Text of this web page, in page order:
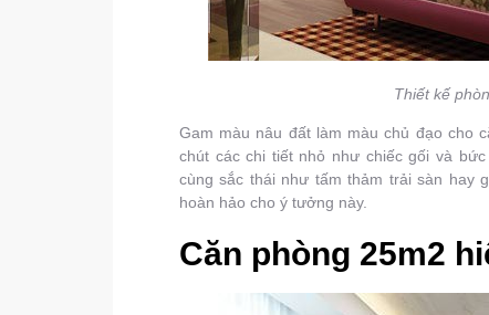
Thiết kế
Gam màu nâu đất làm màu chủ đạo cho
chút các chi tiết nhỏ như chiếc gối và
cùng sắc thái như tấm thảm trải sàn hay
hoàn hảo cho ý tưởng này.
Căn phòng 25m2